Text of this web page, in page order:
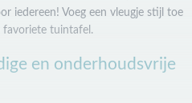
iedereen! Voeg een vleugje stijl toe
tuintafel.
en onderhoudsvrije